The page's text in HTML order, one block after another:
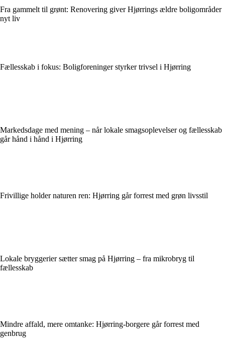
Fra gammelt til grønt: Renovering giver Hjørrings ældre boligområder
nyt liv
Fællesskab i fokus: Boligforeninger styrker trivsel i Hjørring
Markedsdage med mening – når lokale smagsoplevelser og fællesskab
går hånd i hånd i Hjørring
Frivillige holder naturen ren: Hjørring går forrest med grøn livsstil
Lokale bryggerier sætter smag på Hjørring – fra mikrobryg til
fællesskab
Mindre affald, mere omtanke: Hjørring-borgere går forrest med
genbrug